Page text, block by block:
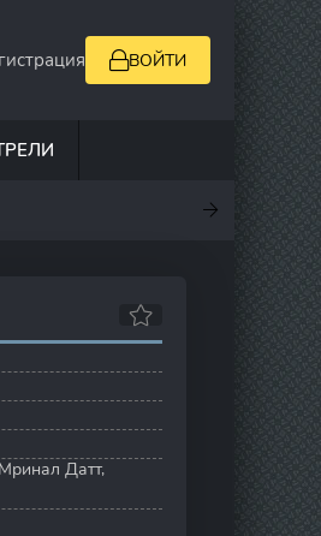
ВОЙТИ
6.9
Мринал Датт,